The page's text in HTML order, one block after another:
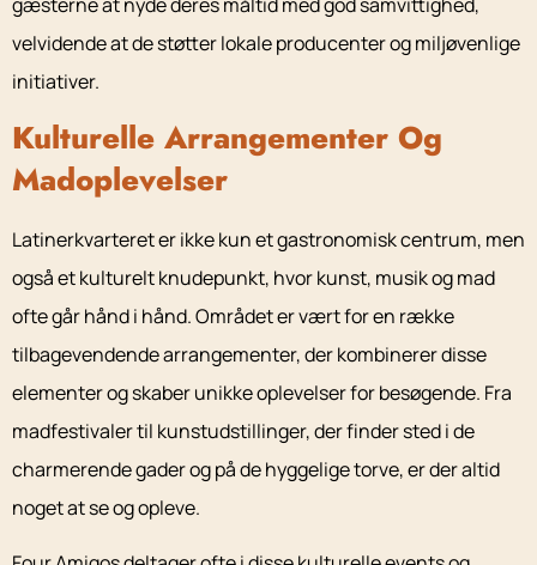
velvidende at de støtter lokale producenter og miljøvenlige
initiativer.
Kulturelle Arrangementer Og
Madoplevelser
Latinerkvarteret er ikke kun et gastronomisk centrum, men
også et kulturelt knudepunkt, hvor kunst, musik og mad
ofte går hånd i hånd. Området er vært for en række
tilbagevendende arrangementer, der kombinerer disse
elementer og skaber unikke oplevelser for besøgende. Fra
madfestivaler til kunstudstillinger, der finder sted i de
charmerende gader og på de hyggelige torve, er der altid
noget at se og opleve.